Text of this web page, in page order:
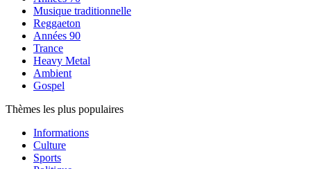
Musique traditionnelle
Reggaeton
Années 90
Trance
Heavy Metal
Ambient
Gospel
Thèmes les plus populaires
Informations
Culture
Sports